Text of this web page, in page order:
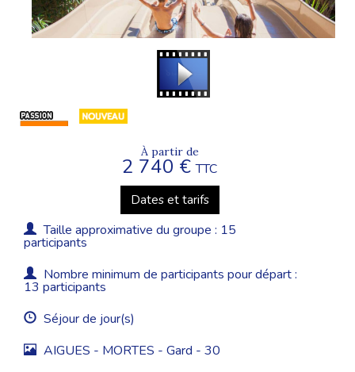
À partir de
2 740 €TTC
Dates et tarifs
Taille approximative du groupe : 15
participants
Nombre minimum de participants pour départ :
13 participants
Séjour de jour(s)
AIGUES - MORTES - Gard - 30